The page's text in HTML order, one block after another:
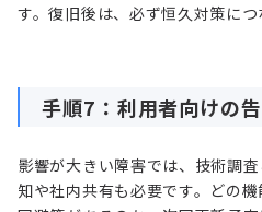
す。復旧後は、必ず恒久対策につ
手順7：利用者向けの
影響が大きい障害では、技術調
知や社内共有も必要です。どの